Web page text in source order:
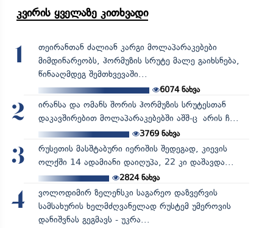
კვირის ყველაზე კითხვადი
1
თეირანთან ძალიან კარგი მოლაპარაკებები
მიმდინარეობს, ჰორმუზის სრუტე მალე გაიხსნება,
წინააღმდეგ შემთხვევაში...
6074ნახვა
2
ირანსა და ომანს შორის ჰორმუზის სრუტესთან
დაკავშირებით მოლაპარაკებებში აშშ-ც არის ჩ...
3769ნახვა
3
რუსეთის მასშტაბური იერიშის შედეგად, კიევის
ოლქში 14 ადამიანი დაიღუპა, 22 კი დაშავდა...
2824ნახვა
4
ვოლოდიმირ ზელენსკი საგარეო დაზვერვის
სამსახურის ხელმძღვანელად რუსტემ უმეროვის
დანიშვნას გეგმავს - უკრა...